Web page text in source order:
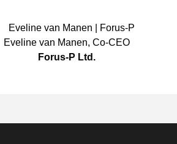
Eveline van Manen, Co-CEO
Forus-P Ltd.